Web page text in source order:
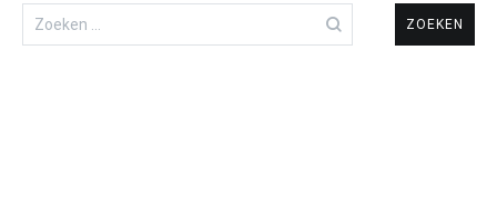
Zoeken
naar: